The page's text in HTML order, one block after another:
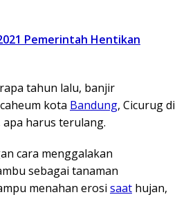
Pemerintah Hentikan
tahun lalu, banjir
kota Bandung, Cicurug di
apa harus terulang.
cara menggalakan
sebagai tanaman
menahan erosi saat hujan,